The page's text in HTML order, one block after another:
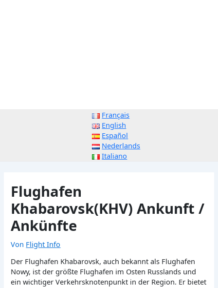
Français
English
Español
Nederlands
Italiano
Flughafen
Khabarovsk(KHV) Ankunft /
Ankünfte
Von Flight Info
Der Flughafen Khabarovsk, auch bekannt als Flughafen
Nowy, ist der größte Flughafen im Osten Russlands und
ein wichtiger Verkehrsknotenpunkt in der Region. Er bietet